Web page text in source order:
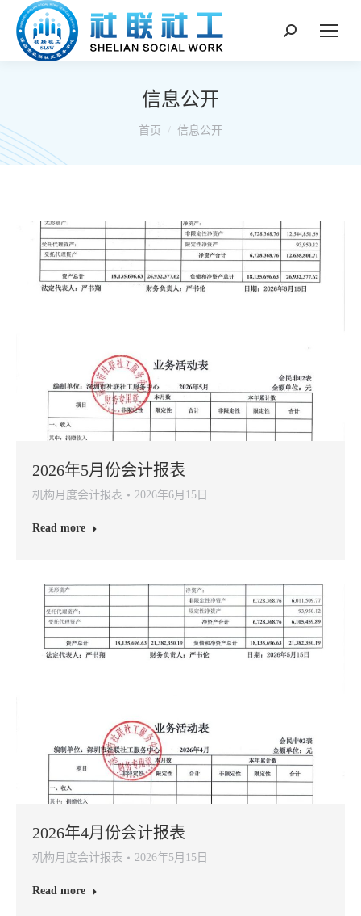
搜
信息公开
你在这里：
首页 信息公开
2026年5月份会计报表
机构月度会计报表 2026年6月15日
Read more
2026年4月份会计报表
机构月度会计报表 2026年5月15日
Read more